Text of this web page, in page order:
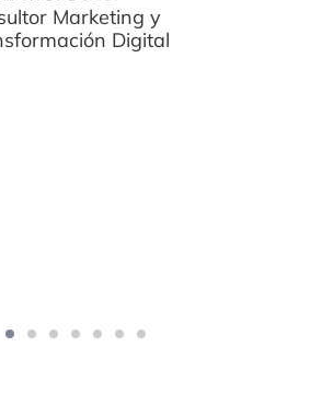
Marketing y
Digital